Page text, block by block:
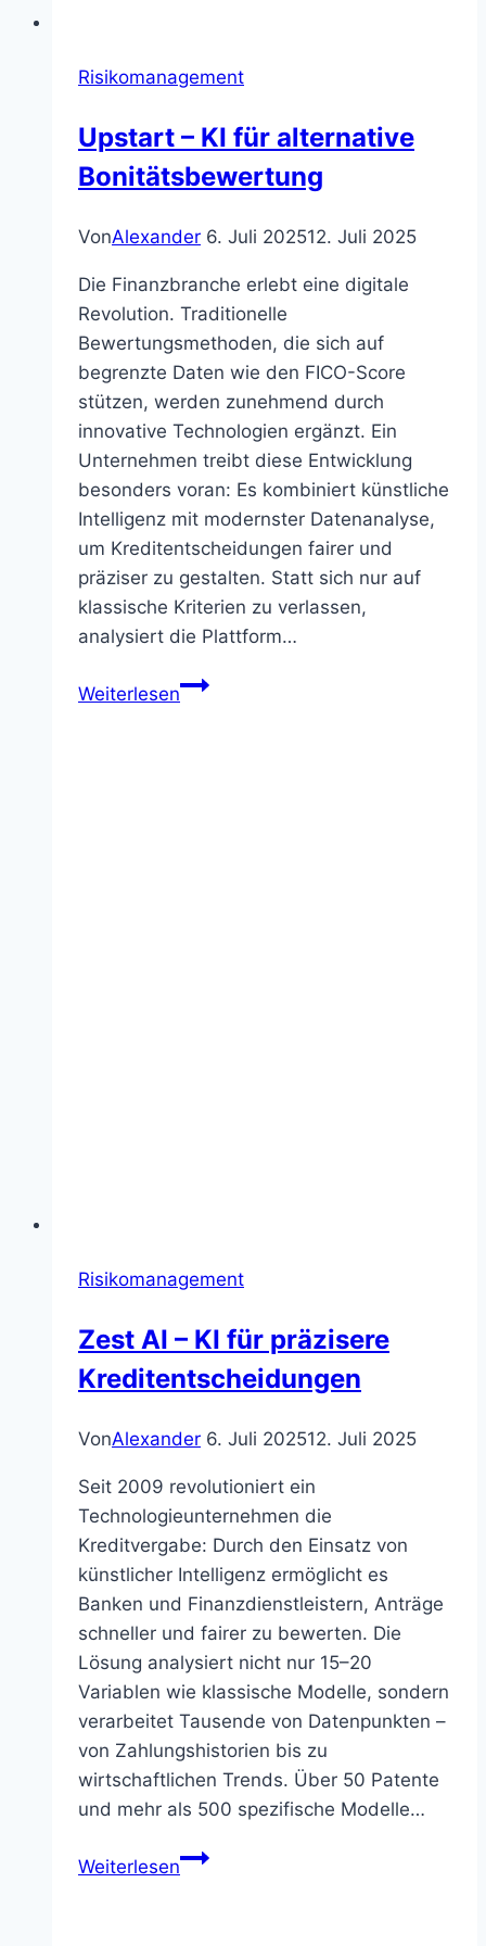
Risikomanagement
Upstart – KI für alternative
Bonitätsbewertung
VonAlexander 6. Juli 202512. Juli 2025
Die Finanzbranche erlebt eine digitale
Revolution. Traditionelle
Bewertungsmethoden, die sich auf
begrenzte Daten wie den FICO-Score
stützen, werden zunehmend durch
innovative Technologien ergänzt. Ein
Unternehmen treibt diese Entwicklung
besonders voran: Es kombiniert künstliche
Intelligenz mit modernster Datenanalyse,
um Kreditentscheidungen fairer und
präziser zu gestalten. Statt sich nur auf
klassische Kriterien zu verlassen,
analysiert die Plattform…
WeiterlesenUpstart
Risikomanagement
Zest AI – KI für präzisere
Kreditentscheidungen
VonAlexander 6. Juli 202512. Juli 2025
Seit 2009 revolutioniert ein
Technologieunternehmen die
Kreditvergabe: Durch den Einsatz von
künstlicher Intelligenz ermöglicht es
Banken und Finanzdienstleistern, Anträge
schneller und fairer zu bewerten. Die
Lösung analysiert nicht nur 15–20
Variablen wie klassische Modelle, sondern
verarbeitet Tausende von Datenpunkten –
von Zahlungshistorien bis zu
wirtschaftlichen Trends. Über 50 Patente
und mehr als 500 spezifische Modelle…
WeiterlesenZest